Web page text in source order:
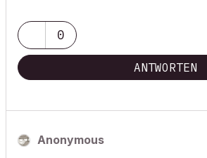
0
ANTWORTEN
Anonymous